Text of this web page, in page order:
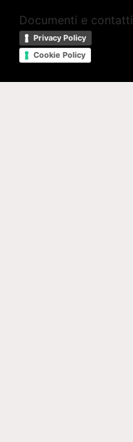
Documenti e contatti
Privacy Policy
Cookie Policy